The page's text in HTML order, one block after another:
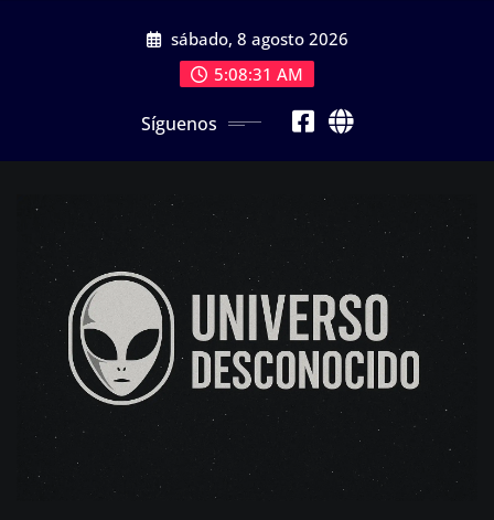
sábado, 8 agosto 2026
5:08:31 AM
Síguenos